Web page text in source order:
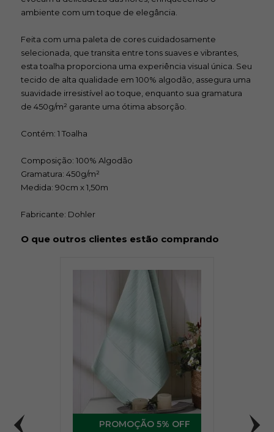
ambiente com um toque de elegância.
Feita com uma paleta de cores cuidadosamente
selecionada, que transita entre tons suaves e vibrantes,
esta toalha proporciona uma experiência visual única. Seu
tecido de alta qualidade em 100% algodão, assegura uma
suavidade irresistível ao toque, enquanto sua gramatura
de 450g/m² garante uma ótima absorção.
Contém: 1 Toalha
Composição: 100% Algodão
Gramatura: 450g/m²
Medida: 90cm x 1,50m
Fabricante: Dohler
O que outros clientes estão comprando
5% OFF